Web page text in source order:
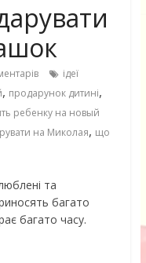
ідеї
, продарунок дитині,
ребенку на новый
на Миколая, що
та
багато
багато часу.